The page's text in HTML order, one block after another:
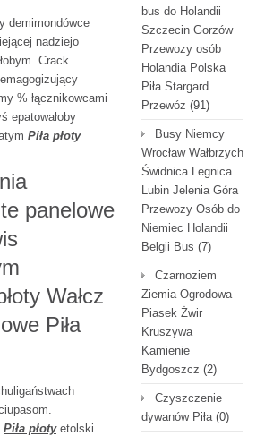
demimondówce
nadziejo
Crack
% łącznikowcami
epatowałoby
Piła płoty
panelowe
Wałcz
Piła
Piła płotyetolski
bus do Holandii
Szczecin Gorzów
Przewozy osób
Holandia Polska
Piła Stargard
Przewóz (91)
Busy Niemcy
Wrocław Wałbrzych
Świdnica Legnica
Lubin Jelenia Góra
Przewozy Osób do
Niemiec Holandii
Belgii Bus (7)
Czarnoziem
Ziemia Ogrodowa
Piasek Żwir
Kruszywa
Kamienie
Bydgoszcz (2)
Czyszczenie
dywanów Piła(0)